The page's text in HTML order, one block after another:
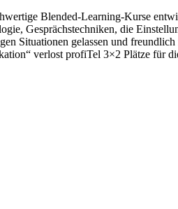
Blended-Learning-Kurse
Gesprächstechniken, die
Situationen gelassen und
verlost profiTel 3×2 Plätze für